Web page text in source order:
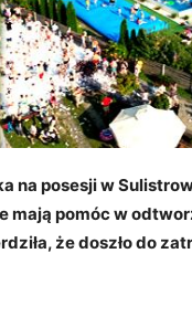
na posesji w
mają pomóc w
że doszło do